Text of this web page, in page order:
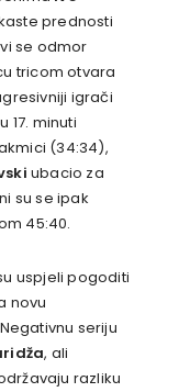
prednosti
se odmor
tricom otvara
igrači
u 17. minuti
(34:34),
ubacio za
su se ipak
45:40.
uspjeli pogoditi
novu
seriju
, ali
razliku